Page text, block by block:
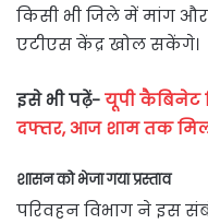
किसी भी जिले में मांग
एटीएस केंद्र खोल सकेंगे।
इसे भी पढ़ें-यूपी कैबिनेट
दफ्तर, आज शाम तक मिल
शासन को भेजा गया प्रस्ताव
परिवहन विभाग ने इस